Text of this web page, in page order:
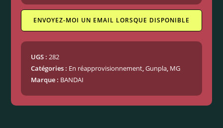
ENVOYEZ-MOI UN EMAIL LORSQUE DISPONIBLE
UGS :282
Catégories : En réapprovisionnement,Gunpla, MG
Marque : BANDAI